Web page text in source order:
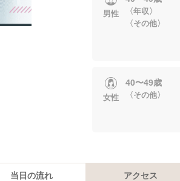
男性
〈年収〉
〈その他〉
女性
40〜49歳
〈その他〉
当日の流れ アクセス